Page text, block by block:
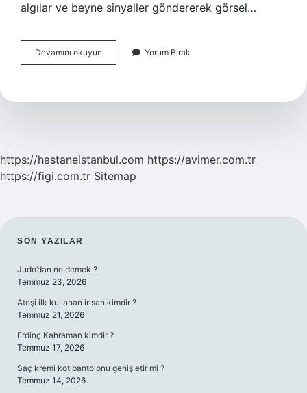
algılar ve beyne sinyaller göndererek görsel…
Devamını okuyun
Nedir
Yorum Bırak
https://hastaneistanbul.com https://avimer.com.tr
https://figi.com.tr Sitemap
SIDEBAR
SON YAZILAR
Judo’dan ne demek ?
Temmuz 23, 2026
Ateşi ilk kullanan insan kimdir ?
Temmuz 21, 2026
Erdinç Kahraman kimdir ?
Temmuz 17, 2026
Saç kremi kot pantolonu genişletir mi ?
Temmuz 14, 2026